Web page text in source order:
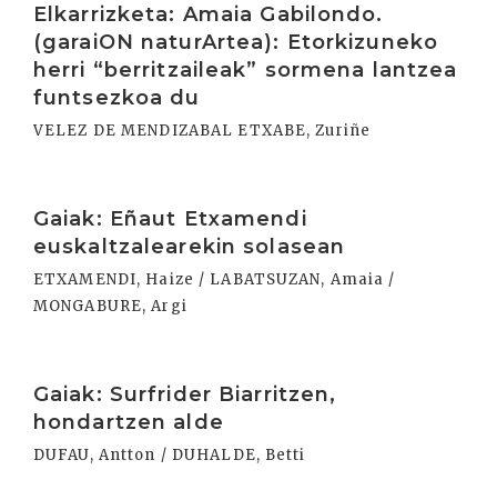
Elkarrizketa: Amaia Gabilondo.
(garaiON naturArtea): Etorkizuneko
herri “berritzaileak” sormena lantzea
funtsezkoa du
VELEZ DE MENDIZABAL ETXABE, Zuriñe
Gaiak: Eñaut Etxamendi
euskaltzalearekin solasean
ETXAMENDI, Haize / LABATSUZAN, Amaia /
MONGABURE, Argi
Gaiak: Surfrider Biarritzen,
hondartzen alde
DUFAU, Antton / DUHALDE, Betti